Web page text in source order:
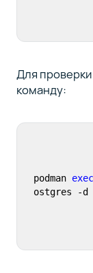
Для
команду:
podman exec
ostgres -d